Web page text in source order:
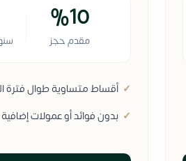
%10
مقدم حجز
أقساط متساوية طوال فترة
بدون فوائد أو عمولات إضافية